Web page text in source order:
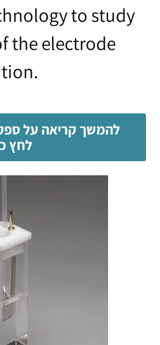
to study
the electrode
להמשך קריאה על
לחץ